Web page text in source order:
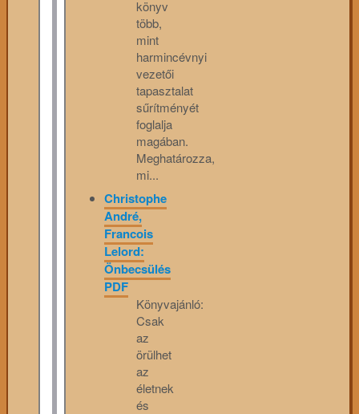
könyv
több,
mint
harmincévnyi
vezetői
tapasztalat
sűrítményét
foglalja
magában.
Meghatározza,
mi...
Christophe
André,
Francois
Lelord:
Önbecsülés
PDF
Könyvajánló:
Csak
az
örülhet
az
életnek
és